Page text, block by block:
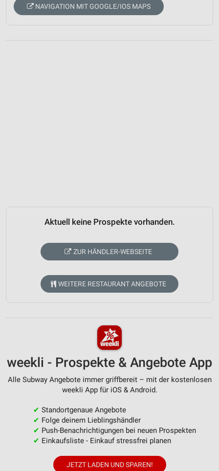
NAVIGATION MIT GOOGLE/IOS MAPS
Aktuell keine Prospekte vorhanden.
ZUR HÄNDLER-WEBSEITE
WEITERE RESTAURANT ANGEBOTE
weekli - Prospekte & Angebote App
Alle Subway Angebote immer griffbereit – mit der kostenlosen
weekli App für iOS & Android.
✔ Standortgenaue Angebote
✔ Folge deinem Lieblingshändler
✔ Push-Benachrichtigungen bei neuen Prospekten
✔ Einkaufsliste - Einkauf stressfrei planen
JETZT LADEN UND SPAREN!